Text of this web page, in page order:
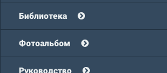
Библиотека
Фотоальбом
Руководство